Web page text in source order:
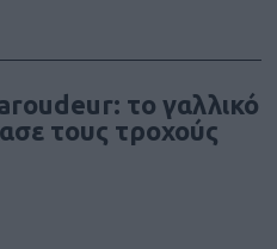
το γαλλικό
τους τροχούς